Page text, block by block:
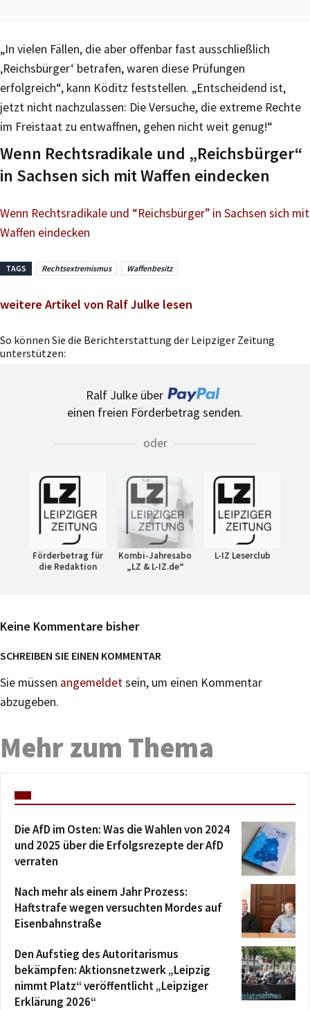
„In vielen Fällen, die aber offenbar fast ausschließlich
‚Reichsbürger‘ betrafen, waren diese Prüfungen
erfolgreich“, kann Köditz feststellen. „Entscheidend ist,
jetzt nicht nachzulassen: Die Versuche, die extreme Rechte
im Freistaat zu entwaffnen, gehen nicht weit genug!“
Wenn Rechtsradikale und „Reichsbürger“
in Sachsen sich mit Waffen eindecken
Wenn Rechtsradikale und “Reichsbürger” in Sachsen sich mit
Waffen eindecken
TAGS Rechtsextremismus Waffenbesitz
weitere Artikel von Ralf Julke lesen
So können Sie die Berichterstattung der Leipziger Zeitung
unterstützen:
Ralf Julke über
einen freien Förderbetrag senden.
oder
Förderbetrag für
die Redaktion
Kombi-Jahresabo
„LZ & L-IZ.de“
L-IZ Leserclub
Keine Kommentare bisher
SCHREIBEN SIE EINEN KOMMENTAR
Sie müssen angemeldetsein, um einen Kommentar
abzugeben.
Mehr zum Thema
Die AfD im Osten: Was die Wahlen von 2024
und 2025 über die Erfolgsrezepte der AfD
verraten
Nach mehr als einem Jahr Prozess:
Haftstrafe wegen versuchten Mordes auf
Eisenbahnstraße
Den Aufstieg des Autoritarismus
bekämpfen: Aktionsnetzwerk „Leipzig
nimmt Platz“ veröffentlicht „Leipziger
Erklärung 2026“